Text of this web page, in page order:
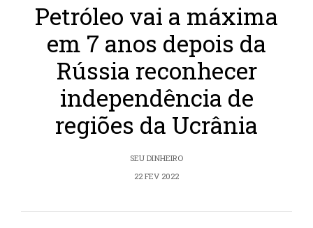
Petróleo vai a máxima
em 7 anos depois da
Rússia reconhecer
independência de
regiões da Ucrânia
SEU DINHEIRO
22 FEV 2022